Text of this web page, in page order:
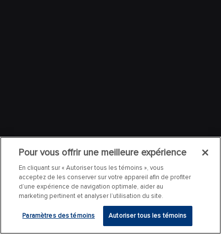
Pour vous offrir une meilleure expérience
En cliquant sur « Autoriser tous les témoins », vous
acceptez de les conserver sur votre appareil afin de profiter
d’une expérience de navigation optimale, aider au
marketing pertinent et analyser l’utilisation du site.
Paramètres des témoins Autoriser tous les témoins